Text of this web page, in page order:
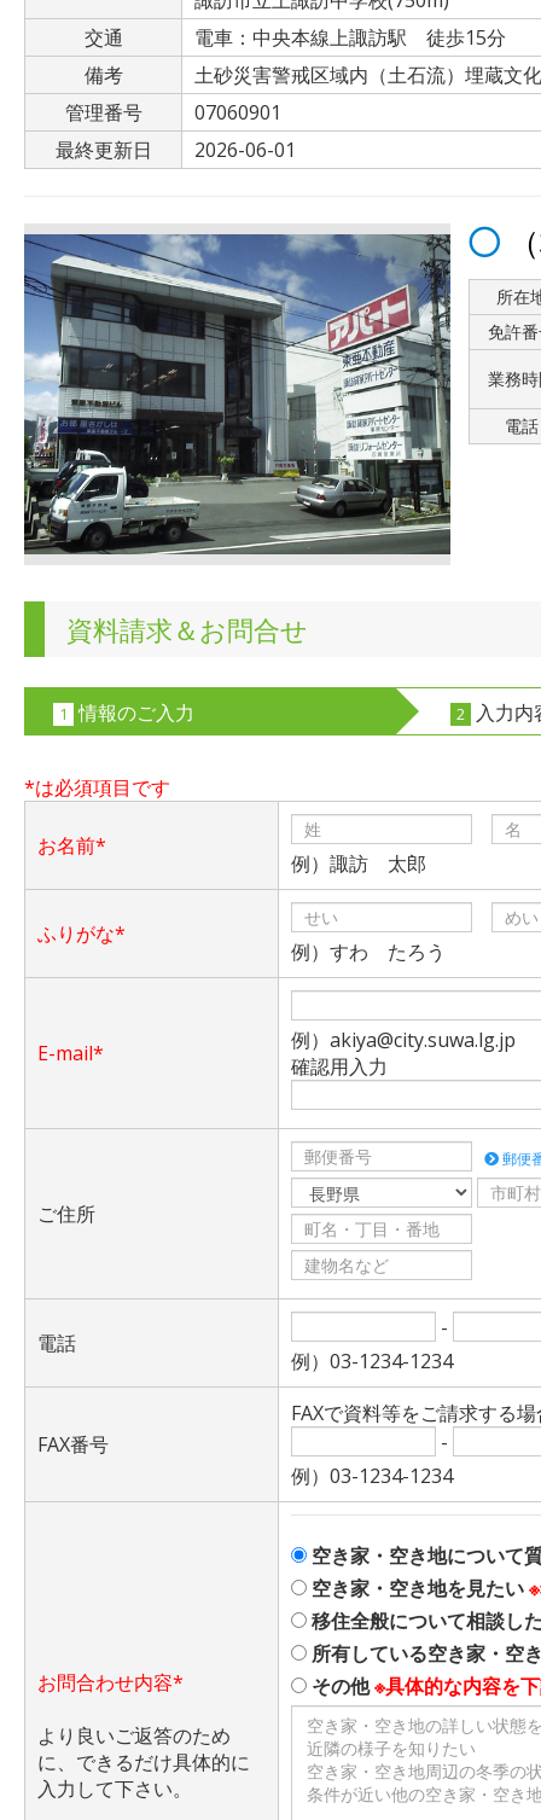
交通
電車：中央本線上諏訪駅 徒歩15分
備考
土砂災害警戒区域内（土石流）埋蔵文
管理番号
07060901
最終更新日
2026-06-01
所在
免許
業務
電話
資料請求＆お問合せ
1 情報のご入力 2 入力内
*は必須項目です
お名前*
例）諏訪 太郎
ふりがな*
例）すわ たろう
E-mail*
例）akiya@city.suwa.lg.jp
確認用入力
ご住所
郵便
電話
-
例）03-1234-1234
FAX番号
FAXで資料等をご請求する
-
例）03-1234-1234
お問合わせ内容*
より良いご返答のため
に、できるだけ具体的に
入力して下さい。
空き家・空き地について
空き家・空き地を見たい
移住全般について相談し
所有している空き家・空
その他※具体的な内容を